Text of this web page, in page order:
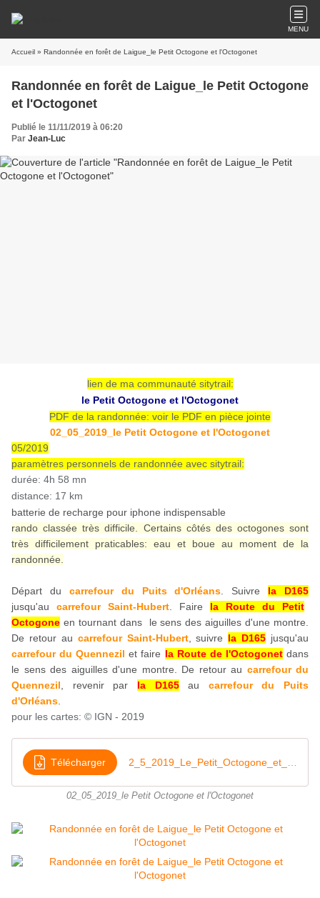
MENU
Accueil » Randonnée en forêt de Laigue_le Petit Octogone et l'Octogonet
Randonnée en forêt de Laigue_le Petit Octogone
et l'Octogonet
Publié le 11/11/2019 à 06:20
Par Jean-Luc
lien de ma communauté sitytrail:
le Petit Octogone et l'Octogonet
PDF de la randonnée: voir le PDF en pièce jointe
02_05_2019_le Petit Octogone et l'Octogonet
05/2019
paramètres personnels de randonnée avec sitytrail:
durée: 4h 58 mn
distance: 17 km
batterie de recharge pour iphone indispensable
rando classée très difficile. Certains côtés des octogones sont
très difficilement praticables: eau et boue au moment de la
randonnée.
Départ du carrefour du Puits d'Orléans . Suivre la D165
jusqu'au carrefour Saint-Hubert . Faire la Route du Petit
Octogone en tournant dans le sens des aiguilles d'une montre.
De retour au carrefour Saint-Hubert, suivre la D165 jusqu'au
carrefour du Quennezil et faire la Route de l'Octogonetdans
le sens des aiguilles d'une montre. De retour au carrefour du
Quennezil , revenir par la D165au carrefour du Puits
d'Orléans
pour les cartes: © IGN - 2019
Télécharger
02_05_2019_le Petit Octogone et l'Octogonet